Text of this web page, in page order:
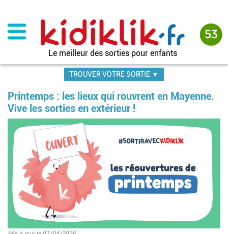
contenu
principal
Le meilleur des sorties pour enfants
TROUVER VOTRE SORTIE ▼
Printemps : les lieux qui rouvrent en Mayenne.
Vive les sorties en extérieur !